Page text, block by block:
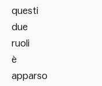
questi
due
ruoli
è
apparso